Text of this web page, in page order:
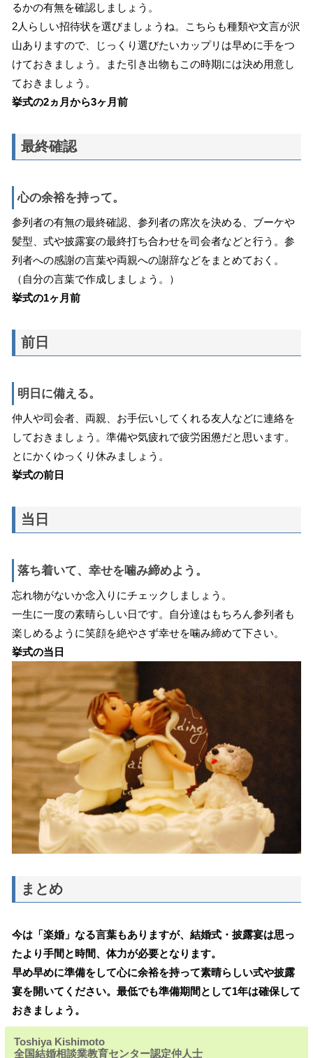
るかの有無を確認しましょう。
2人らしい招待状を選びましょうね。こちらも種類や文言が沢
山ありますので、じっくり選びたいカップリは早めに手をつ
けておきましょう。また引き出物もこの時期には決め用意し
ておきましょう。
挙式の2ヵ月から3ヶ月前
最終確認
心の余裕を持って。
参列者の有無の最終確認、参列者の席次を決める、ブーケや
髪型、式や披露宴の最終打ち合わせを司会者などと行う。参
列者への感謝の言葉や両親への謝辞などをまとめておく。
（自分の言葉で作成しましょう。）
挙式の1ヶ月前
前日
明日に備える。
仲人や司会者、両親、お手伝いしてくれる友人などに連絡を
しておきましょう。準備や気疲れで疲労困憊だと思います。
とにかくゆっくり休みましょう。
挙式の前日
当日
落ち着いて、幸せを噛み締めよう。
忘れ物がないか念入りにチェックしましょう。
一生に一度の素晴らしい日です。自分達はもちろん参列者も
楽しめるように笑顔を絶やさず幸せを噛み締めて下さい。
挙式の当日
まとめ
今は「楽婚」なる言葉もありますが、結婚式・披露宴は思っ
たより手間と時間、体力が必要となります。
早め早めに準備をして心に余裕を持って素晴らしい式や披露
宴を開いてください。最低でも準備期間として1年は確保して
おきましょう。
Toshiya Kishimoto
全国結婚相談業教育センター認定仲人士